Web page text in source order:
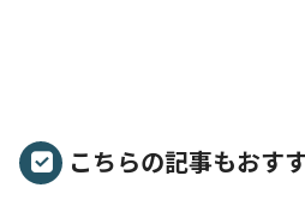
こちらの記事もおす